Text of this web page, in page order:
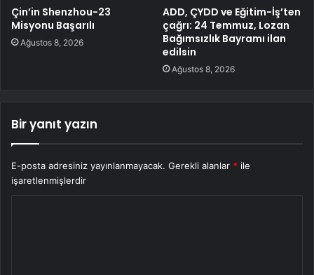
Çin’in Shenzhou-23
Misyonu Başarılı
Ağustos 8, 2026
ADD, ÇYDD ve Eğitim-İş’ten
çağrı: 24 Temmuz, Lozan
Bağımsızlık Bayramı ilan
edilsin
Ağustos 8, 2026
Bir yanıt yazın
E-posta adresiniz yayınlanmayacak. Gerekli alanlar * ile
işaretlenmişlerdir